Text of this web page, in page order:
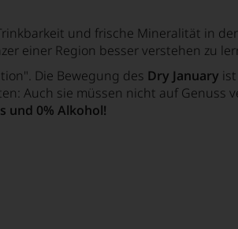
und frische Mineralität in
einer Region besser verstehen zu
Die Bewegung des Dry January
Auch sie müssen nicht auf Genuss
und 0% Alkohol!